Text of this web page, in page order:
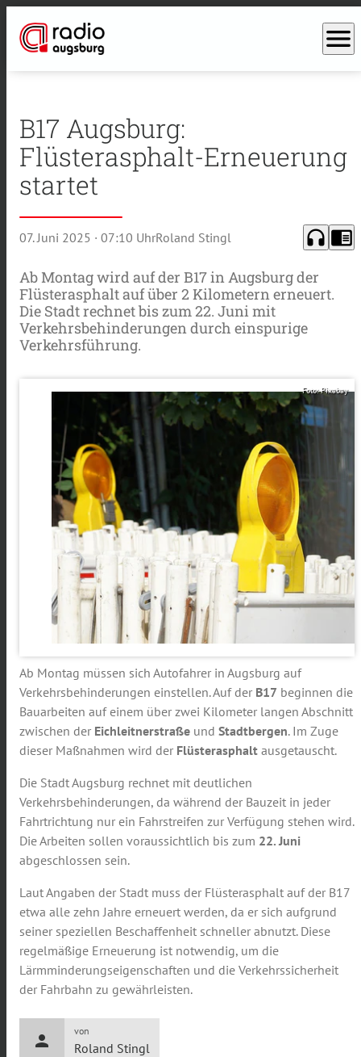
menu
B17 Augsburg:
Flüsterasphalt-Erneuerung
startet
07. Juni 2025 · 07:10 UhrRoland Stingl headphones chrome_reader_mode
Ab Montag wird auf der B17 in Augsburg der
Flüsterasphalt auf über 2 Kilometern erneuert.
Die Stadt rechnet bis zum 22. Juni mit
Verkehrsbehinderungen durch einspurige
Verkehrsführung.
Foto: Pixabay
Ab Montag müssen sich Autofahrer in Augsburg auf
Verkehrsbehinderungen einstellen. Auf der B17 beginnen die
Bauarbeiten auf einem über zwei Kilometer langen Abschnitt
zwischen der Eichleitnerstraße und Stadtbergen. Im Zuge
dieser Maßnahmen wird der Flüsterasphalt ausgetauscht.
Die Stadt Augsburg rechnet mit deutlichen
Verkehrsbehinderungen, da während der Bauzeit in jeder
Fahrtrichtung nur ein Fahrstreifen zur Verfügung stehen wird.
Die Arbeiten sollen voraussichtlich bis zum 22. Juni
abgeschlossen sein.
Laut Angaben der Stadt muss der Flüsterasphalt auf der B17
etwa alle zehn Jahre erneuert werden, da er sich aufgrund
seiner speziellen Beschaffenheit schneller abnutzt. Diese
regelmäßige Erneuerung ist notwendig, um die
Lärmminderungseigenschaften und die Verkehrssicherheit
der Fahrbahn zu gewährleisten.
person
von
Roland Stingl